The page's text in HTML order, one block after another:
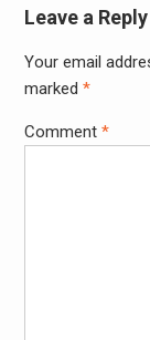
Leave a Reply
Your email
marked *
Comment *